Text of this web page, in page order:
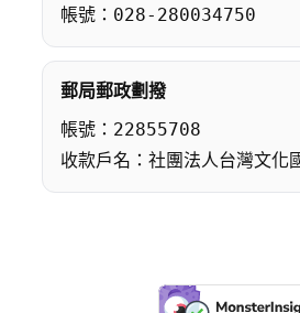
帳號： 028-280034750
郵局郵政劃撥
帳號： 22855708
收款戶名：社團法人台灣文化